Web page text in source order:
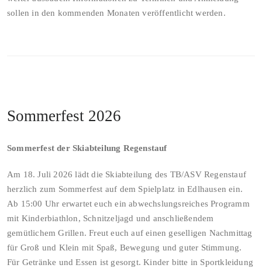
sollen in den kommenden Monaten veröffentlicht werden.
Sommerfest 2026
Sommerfest der Skiabteilung Regenstauf
Am 18. Juli 2026 lädt die Skiabteilung des TB/ASV Regenstauf
herzlich zum Sommerfest auf dem Spielplatz in Edlhausen ein.
Ab 15:00 Uhr erwartet euch ein abwechslungsreiches Programm
mit Kinderbiathlon, Schnitzeljagd und anschließendem
gemütlichem Grillen. Freut euch auf einen geselligen Nachmittag
für Groß und Klein mit Spaß, Bewegung und guter Stimmung.
Für Getränke und Essen ist gesorgt. Kinder bitte in Sportkleidung